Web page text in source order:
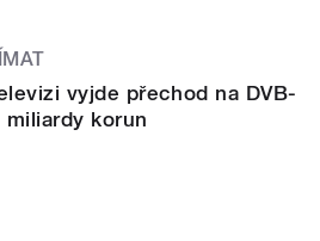
vyjde přechod na DVB-
miliardy korun